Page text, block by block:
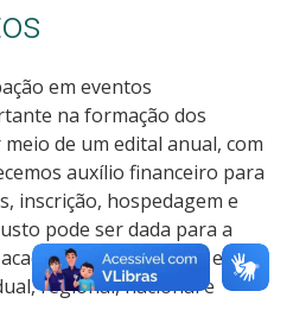
em eventos
na formação dos
de um edital anual, com
auxílio financeiro para
inscrição, hospedagem e
pode ser dada para a
esportivos e/ou
regional, nacional e